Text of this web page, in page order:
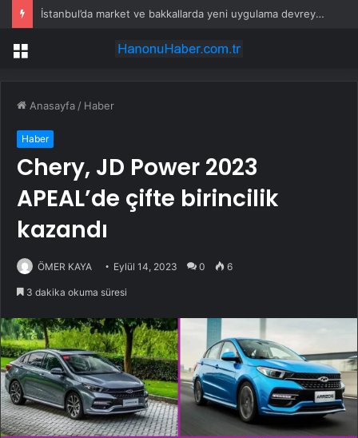
İstanbul’da market ve bakkallarda yeni uygulama devreye girdi
Menü
Anasayfa / Haber
Haber
Chery, JD Power 2023
APEAL’de çifte birincilik
kazandı
ÖMER KAYA Eylül 14, 2023 0 6
3 dakika okuma süresi